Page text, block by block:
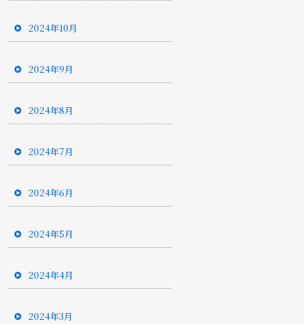
2024年10月
2024年9月
2024年8月
2024年7月
2024年6月
2024年5月
2024年4月
2024年3月